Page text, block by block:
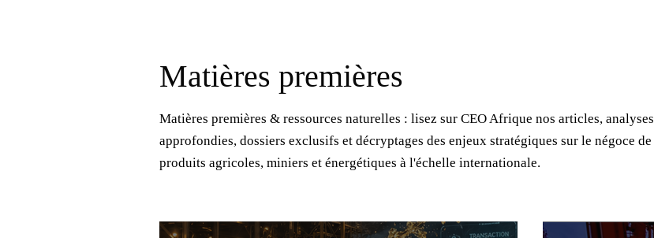
Matières premières
Matières premières & ressources naturelles : lisez sur CEO Afrique nos articles, analyses
approfondies, dossiers exclusifs et décryptages des enjeux stratégiques sur le négoce de
produits agricoles, miniers et énergétiques à l'échelle internationale.